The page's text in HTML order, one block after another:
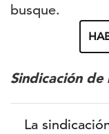
busque.
Sindicación de
La